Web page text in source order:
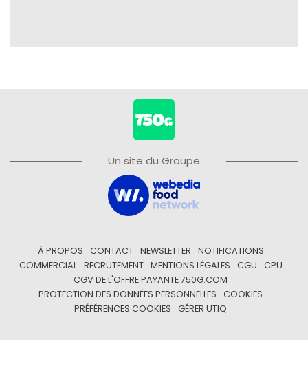
Un site du Groupe
À PROPOS CONTACT NEWSLETTER
NOTIFICATIONS
COMMERCIAL
RECRUTEMENT MENTIONS LÉGALES CGU
CPU
CGV DE L'OFFRE PAYANTE 750G.COM
PROTECTION DES DONNÉES PERSONNELLES
COOKIES
PRÉFÉRENCES COOKIES
GÉRER UTIQ